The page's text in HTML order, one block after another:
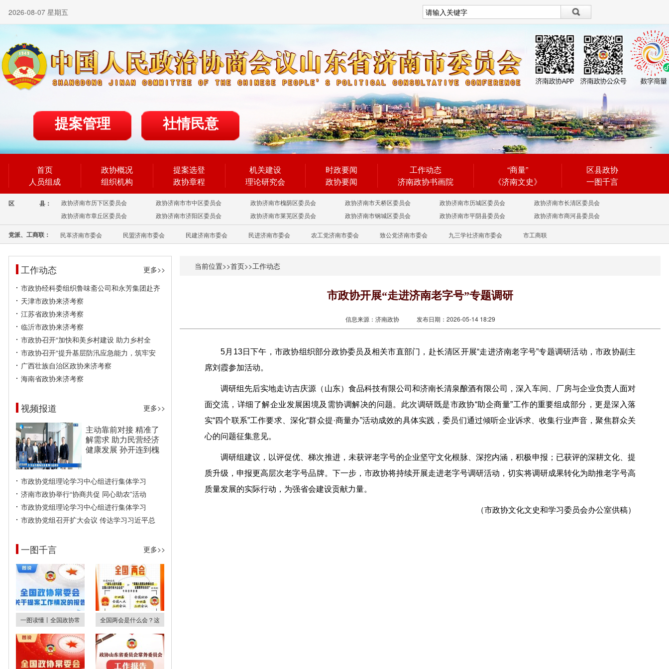
2026-08-07 星期五
繁體
提案管理 社情民意
首页
人员组成
政协概况
组织机构
提案选登
政协章程
机关建设
理论研究会
时政要闻
政协要闻
工作动态
济南政协书画院
“商量”
《济南文史》
区县政协
一图千言
区 县： 政协济南市历下区委员会 政协济南市市中区委员会 政协济南市槐荫区委员会 政协济南市天桥区委员会 政协济南市历城区委员会
政协济南市长清区委员会
政协济南市章丘区委员会
政协济南市济阳区委员会 政协济南市莱芜区委员会 政协济南市钢城区委员会 政协济南市平阴县委员会 政协济南市商河县委员会
党派、工商联： 民革济南市委会 民盟济南市委会 民建济南市委会 民进济南市委会 农工党济南市委会 致公党济南市委会 九三学社济南市委会 市工商联
工作动态
更多>>
市政协经科委组织鲁味斋公司和永芳集团赴齐
天津市政协来济考察
江苏省政协来济考察
临沂市政协来济考察
市政协召开“加快和美乡村建设 助力乡村全
市政协召开“提升基层防汛应急能力，筑牢安
广西壮族自治区政协来济考察
海南省政协来济考察
视频报道 更多>>
主动靠前对接 精准了
解需求 助力民营经济
健康发展 孙开连到槐
市政协党组理论学习中心组进行集体学习
济南市政协举行“协商共促 同心助农”活动
市政协党组理论学习中心组进行集体学习
市政协党组召开扩大会议 传达学习习近平总
一图千言 更多>>
一图读懂丨全国政协常 全国两会是什么会？这
当前位置>>首页>>工作动态
市政协开展“走进济南老字号”专题调研
信息来源：济南政协 发布日期：2026-05-14 18:29
5月13日下午，市政协组织部分政协委员及相关市直部门，赴长清区开展“走进济南老字号”专题调研活动，市政协副主
席刘霞参加活动。
调研组先后实地走访吉庆源（山东）食品科技有限公司和济南长清泉酿酒有限公司，深入车间、厂房与企业负责人面对
面交流，详细了解企业发展困境及需协调解决的问题。此次调研既是市政协“助企商量”工作的重要组成部分，更是深入落
实“四个联系”工作要求、深化“群众提·商量办”活动成效的具体实践，委员们通过倾听企业诉求、收集行业声音，聚焦群众关
心的问题征集意见。
调研组建议，以评促优、梯次推进，未获评老字号的企业坚守文化根脉、深挖内涵，积极申报；已获评的深耕文化、提
质升级，申报更高层次老字号品牌。下一步，市政协将持续开展走进老字号调研活动，切实将调研成果转化为助推老字号高
质量发展的实际行动，为强省会建设贡献力量。
（市政协文化文史和学习委员会办公室供稿）